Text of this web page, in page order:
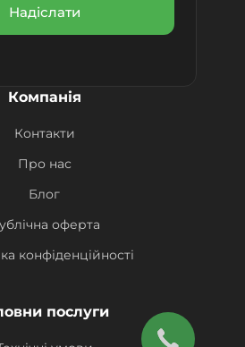
Компанія
Контакти
Про нас
Блог
оферта
конфіденційності
послуги